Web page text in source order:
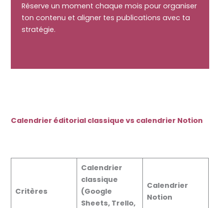
Réserve un moment chaque mois pour organiser
ton contenu et aligner tes publications avec ta
stratégie.
Calendrier éditorial classique vs calendrier Notion
Critères
Calendrier
classique
(Google
Sheets, Trello,
Calendrier
Notion